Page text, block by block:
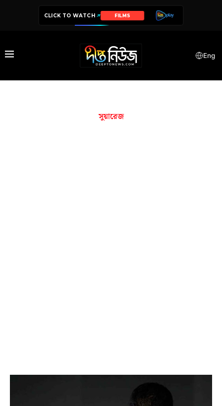
CLICK TO WATCH FILMS
Eng
সুয়ারেজ